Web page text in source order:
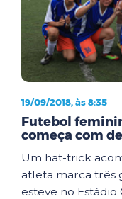
19/09/2018, às 8:35
Futebol
começa com
Um hat-trick
atleta marca três
esteve no Estádio